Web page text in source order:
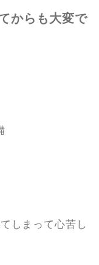
からも大変で
しまって心苦し